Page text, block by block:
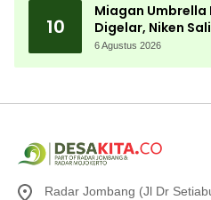
10
Miagan Umbrella
Digelar, Niken
Ribuan Pengunjung
6 Agustus 2026
Radar Jombang (Jl Dr